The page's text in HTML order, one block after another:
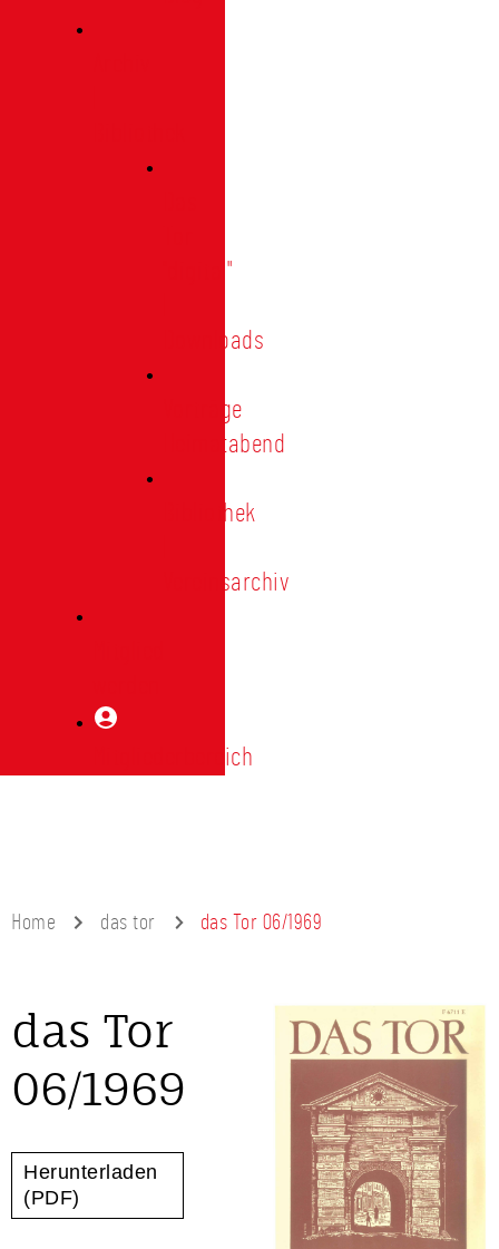
"digital"
Downloads
Vorträge
Heimatabend
Bibliothek
Vereinsarchiv
Mitgliederbereich
Home das tor das Tor 06/1969
das Tor
06/1969
Herunterladen
(PDF)